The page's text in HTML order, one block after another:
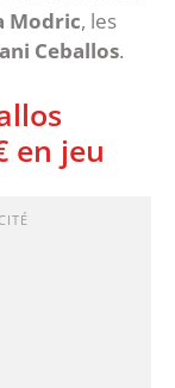
Modric, les
Ceballos.
en jeu